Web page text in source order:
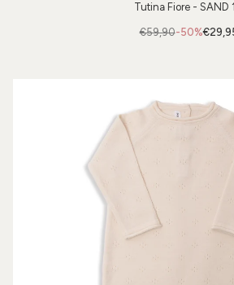
Tutina Fiore - SAND
-50%
€59,90